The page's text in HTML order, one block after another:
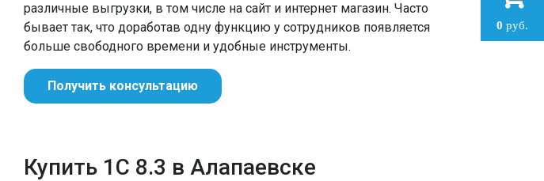
различные выгрузки, в том числе на сайт и интернет магазин. Часто
бывает так, что доработав одну функцию у сотрудников появляется
больше свободного времени и удобные инструменты.
Получить консультацию
Купить 1С 8.3 в Алапаевске
0 руб.